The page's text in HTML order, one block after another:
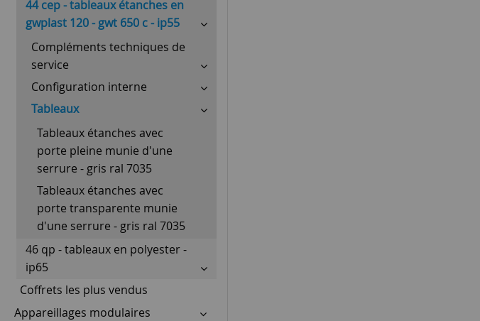
44 cep - tableaux étanches en
gwplast 120 - gwt 650 c - ip55
Compléments techniques de
service
Configuration interne
Tableaux
Tableaux étanches avec
porte pleine munie d'une
serrure - gris ral 7035
Tableaux étanches avec
porte transparente munie
d'une serrure - gris ral 7035
46 qp - tableaux en polyester -
ip65
Coffrets les plus vendus
Appareillages modulaires